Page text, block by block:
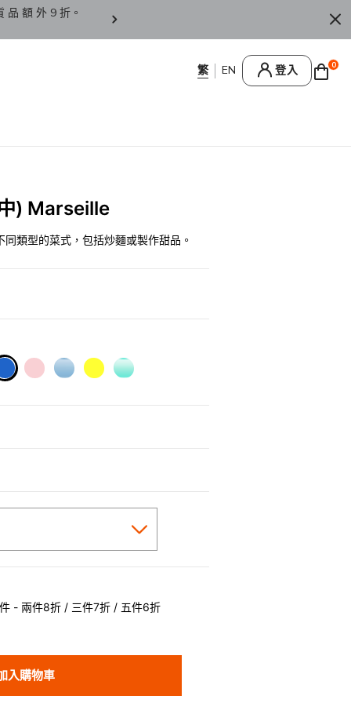
品 額 外 9 折。 香 港 / 澳 門 訂 單 滿
登入 0
) Marseille
類型的菜式，包括炒麵或製作甜品。
- 兩件8折 / 三件7折 / 五件6折
入購物車